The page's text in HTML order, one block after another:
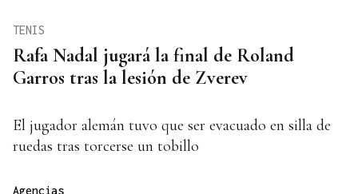
Rafa Nadal jugará la final de Roland
Garros tras la lesión de Zverev
TENIS
El jugador alemán tuvo que ser evacuado en silla de
ruedas tras torcerse un tobillo
Agencias